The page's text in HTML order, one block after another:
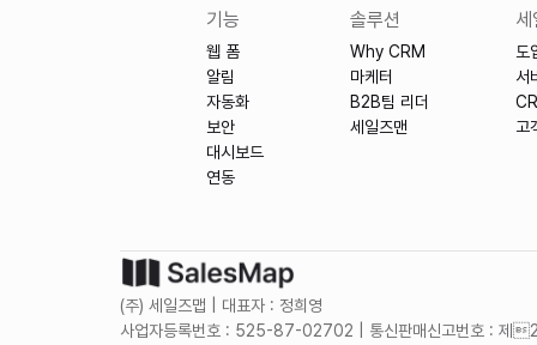
서
고
도
기능
웹 폼
알림
자동화
보안
대시보드
연동
솔루션
마케터
Why CRM
B2B팀 리더
세일즈맨
(주) 세일즈맵 | 대표자 : 정희영
사업자등록번호 : 525-87-02702 | 통신판매신고번호 : 제